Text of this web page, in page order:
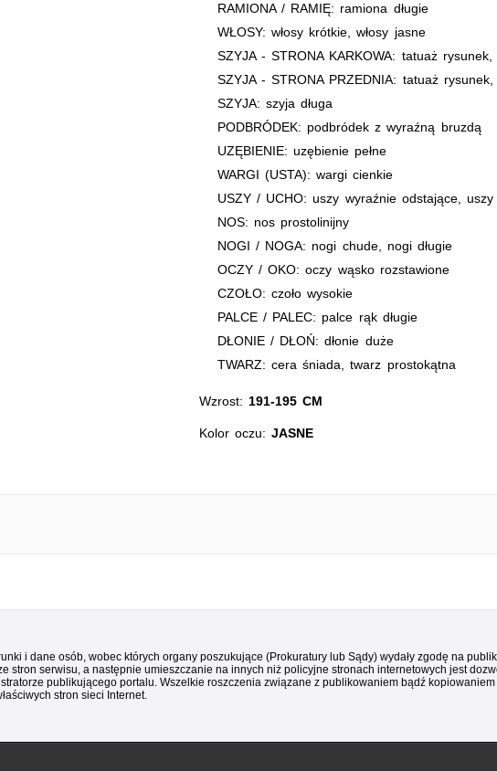
RAMIONA / RAMIĘ: ramiona długie
WŁOSY: włosy krótkie, włosy jasne
SZYJA - STRONA KARKOWA: tatuaż
SZYJA - STRONA PRZEDNIA: tatuaż
SZYJA: szyja długa
PODBRÓDEK: podbródek z wyraźną bruzdą
UZĘBIENIE: uzębienie pełne
WARGI (USTA): wargi cienkie
USZY / UCHO: uszy wyraźnie odstające, uszy
NOS: nos prostolinijny
NOGI / NOGA: nogi chude, nogi długie
OCZY / OKO: oczy wąsko rozstawione
CZOŁO: czoło wysokie
PALCE / PALEC: palce rąk długie
DŁONIE / DŁOŃ: dłonie duże
TWARZ: cera śniada, twarz prostokątna
Wzrost: 191-195 CM
Kolor oczu:JASNE
i dane osób, wobec których organy poszukujące (Prokuratury lub Sądy) wydały zgodę na
stron serwisu, a następnie umieszczanie na innych niż policyjne stronach internetowych jest
publikującego portalu. Wszelkie roszczenia związane z publikowaniem bądź
stron sieci Internet.